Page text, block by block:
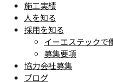
施工実績
人を知る
採用を知る
イーエステックで
募集要項
協力会社募集
ブログ